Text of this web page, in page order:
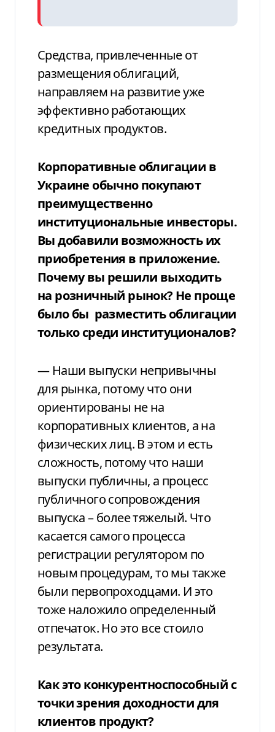
Средства, привлеченные от
размещения облигаций,
направляем на развитие уже
эффективно работающих
кредитных продуктов.
Корпоративные облигации в
Украине обычно покупают
преимущественно
институциональные инвесторы.
Вы добавили возможность их
приобретения в приложение.
Почему вы решили выходить
на розничный рынок? Не проще
было бы разместить облигации
только среди институционалов?
— Наши выпуски непривычны
для рынка, потому что они
ориентированы не на
корпоративных клиентов, а на
физических лиц. В этом и есть
сложность, потому что наши
выпуски публичны, а процесс
публичного сопровождения
выпуска – более тяжелый. Что
касается самого процесса
регистрации регулятором по
новым процедурам, то мы также
были первопроходцами. И это
тоже наложило определенный
отпечаток. Но это все стоило
результата.
Как это конкурентноспособный с
точки зрения доходности для
клиентов продукт?